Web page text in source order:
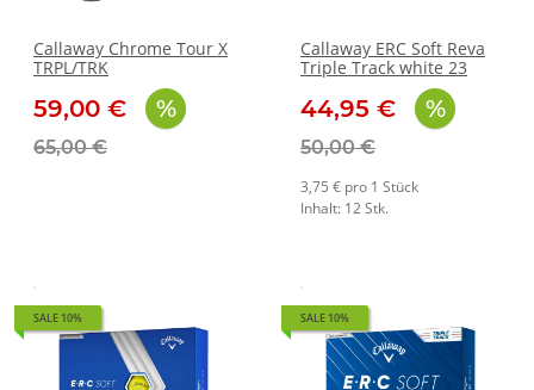
Callaway Chrome Tour X
TRPL/TRK
59,00 €
65,00 €
Callaway ERC Soft Reva
Triple Track white 23
44,95 €
50,00 €
3,75 € pro 1 Stück
Inhalt: 12 Stk.
SALE 10% SALE 10%